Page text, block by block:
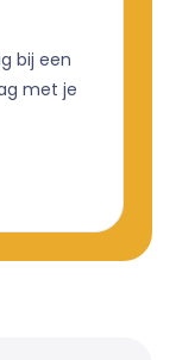
bij een
met je